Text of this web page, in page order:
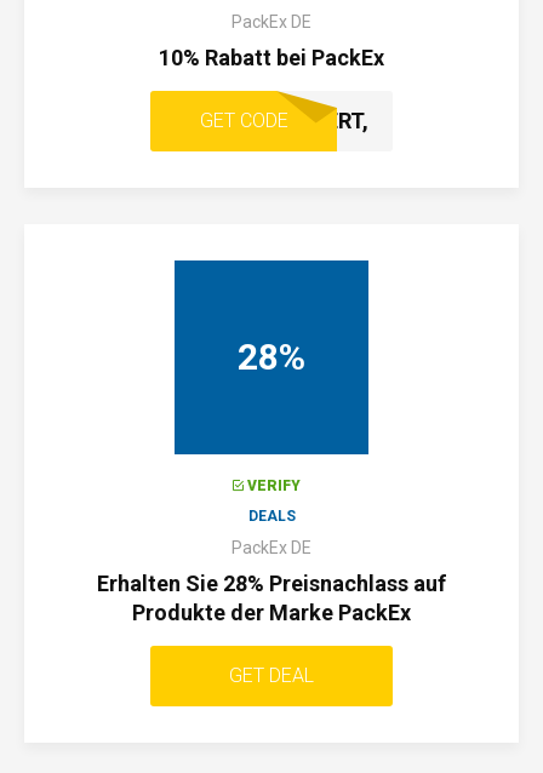
PackEx DE
10% Rabatt bei PackEx
GET CODE
ANGEBOT AKTIVIERT,
28%
VERIFY
DEALS
PackEx DE
Erhalten Sie 28% Preisnachlass auf
Produkte der Marke PackEx
GET DEAL